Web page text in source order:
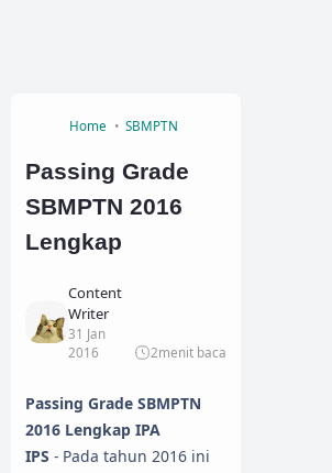
Home SBMPTN
Passing Grade
SBMPTN 2016
Lengkap
Content
Writer
31 Jan
2016
2menit baca
Passing Grade SBMPTN
2016 Lengkap IPA
IPS - Pada tahun 2016 ini